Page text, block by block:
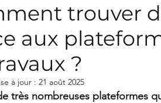
trouver
aux
?
à jour : 21 août 2025
très nombreuses plateformes